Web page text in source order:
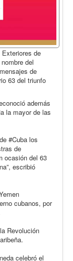
de
del
de
63 del triunfo
además
la mayor de las
#Cuba los
de
ocasión del 63
escribió
cubanos, por
Revolución
celebró el